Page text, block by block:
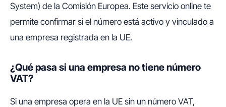
System) de la Comisión Europea. Este servicio online te
permite confirmar si el número está activo y vinculado a
una empresa registrada en la UE.
¿Qué pasa si una empresa no tiene número
VAT?
Si una empresa opera en la UE sin un número VAT,